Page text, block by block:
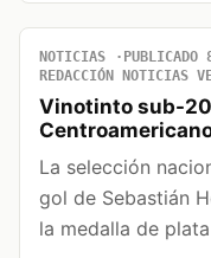
NOTICIAS PUBLICADO
REDACCIÓN NOTICIAS
Vinotinto sub-
La selección
gol de Sebastián
la medalla de